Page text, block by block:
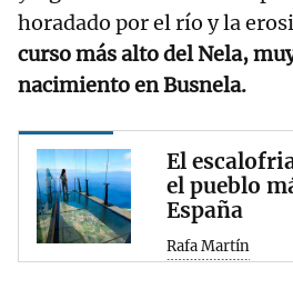
horadado por el río y la
curso más alto del Nela,
nacimiento en Busnela.
El
el pueblo
España
Rafa Martín